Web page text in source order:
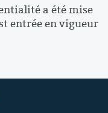
a été mise
entrée en vigueur